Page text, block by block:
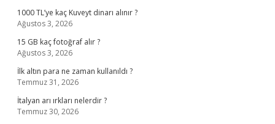
1000 TL’ye kaç Kuveyt dinarı alınır ?
Ağustos 3, 2026
15 GB kaç fotoğraf alır ?
Ağustos 3, 2026
İlk altın para ne zaman kullanıldı ?
Temmuz 31, 2026
İtalyan arı ırkları nelerdir ?
Temmuz 30, 2026